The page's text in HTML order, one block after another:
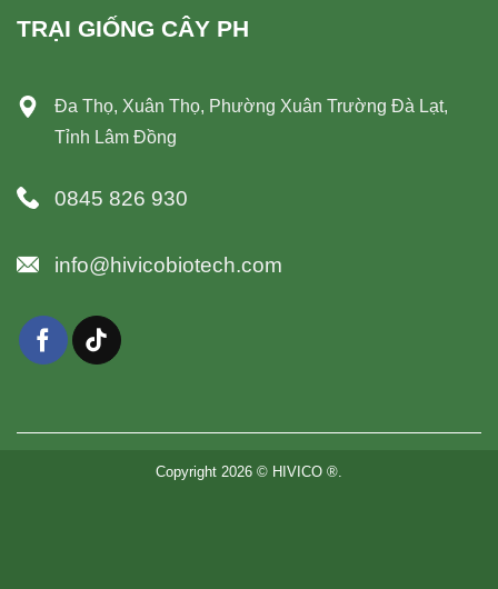
TRẠI GIỐNG CÂY PH
Đa Thọ, Xuân Thọ, Phường Xuân Trường Đà Lạt,
Tỉnh Lâm Đồng
0845 826 930
info@hivicobiotech.com
Copyright 2026 © HIVICO ®.